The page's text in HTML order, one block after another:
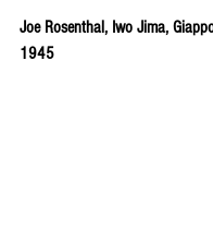
Joe Rosenthal, Iwo Jima,
1945